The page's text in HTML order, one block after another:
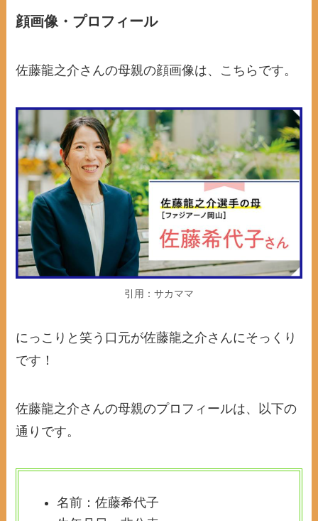
顔画像・プロフィール
佐藤龍之介さんの母親の顔画像は、こちらです。
引用：サカママ
にっこりと笑う口元が佐藤龍之介さんにそっくり
です！
佐藤龍之介さんの母親のプロフィールは、以下の
通りです。
名前：佐藤希代子